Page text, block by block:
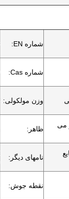
شماره EN:
شماره Cas:
وزن مولکولی:
می
ظاهر:
نامهای دیگر:
نقطه جوش: